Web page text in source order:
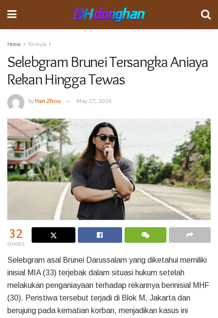
Home Formula 1
Selebgram Brunei Tersangka Aniaya
Rekan Hingga Tewas
byHan Zhou May 27, 2026
32
SHARES
Selebgram asal Brunei Darussalam yang diketahui memiliki
inisial MIA (33) terjebak dalam situasi hukum setelah
melakukan penganiayaan terhadap rekannya berinisial MHF
(30). Peristiwa tersebut terjadi di Blok M, Jakarta dan
berujung pada kematian korban, menjadikan kasus ini